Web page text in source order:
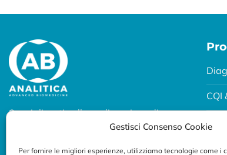
Gestisci Consenso Cookie
Per fornire le migliori esperienze, utilizziamo tecnologie come i
Specializzati nella realizzazione di
soluzioni diagnostiche per uso
CQI